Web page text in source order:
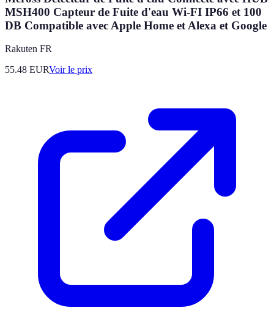
MSH400 Capteur de Fuite d'eau Wi-FI IP66 et 100
DB Compatible avec Apple Home et Alexa et Google
Rakuten FR
55.48 EURVoir le prix